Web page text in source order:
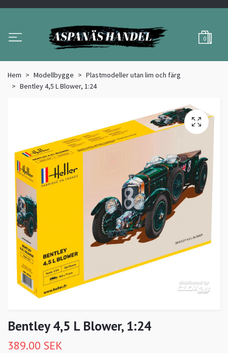
0
Hem Modellbygge
Plastmodeller utan lim och färg
Bentley 4,5 L Blower, 1:24
Bentley 4,5 L Blower, 1:24
389.00 SEK